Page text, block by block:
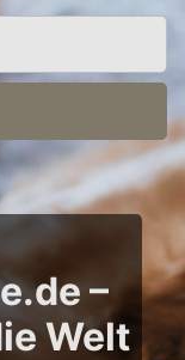
–
Welt